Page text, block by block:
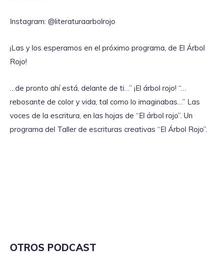
Instagram: @literaturaarbolrojo
¡Las y los esperamos en el próximo programa, de El Árbol
Rojo!
…de pronto ahí está, delante de ti…” ¡El árbol rojo! “…
rebosante de color y vida, tal como lo imaginabas…” Las
voces de la escritura, en las hojas de “El árbol rojo”. Un
programa del Taller de escrituras creativas “El Árbol Rojo”.
OTROS PODCAST